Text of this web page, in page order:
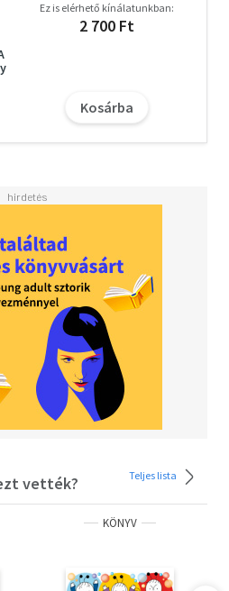
Ez is elérhető kínálatunkban:
2 700 Ft
Kosárba
vették? Teljes lista
KÖNYV